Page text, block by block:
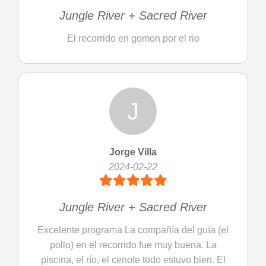
Jungle River + Sacred River
El recorrido en gomon por el rio
J
Jorge Villa
2024-02-22
Jungle River + Sacred River
Excelente programa La compañía del guía (el
pollo) en el recorrido fue muy buena. La
piscina, el río, el cenote todo estuvo bien. El